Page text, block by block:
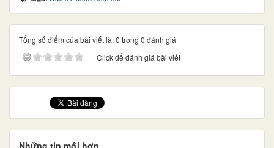
Tổng số điểm của bài viết là: 0 trong 0 đánh giá
Click để đánh giá bài viết
Những tin mới hơn